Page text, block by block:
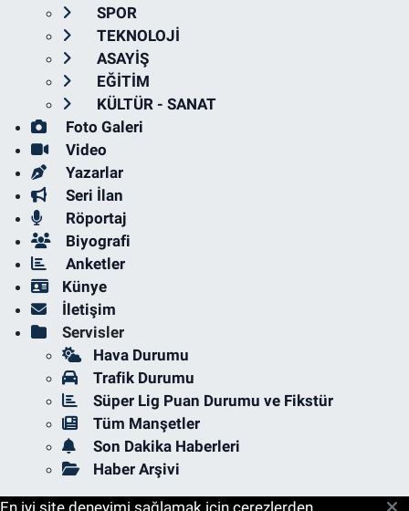
SPOR
TEKNOLOJİ
ASAYİŞ
EĞİTİM
KÜLTÜR - SANAT
Foto Galeri
Video
Yazarlar
Seri İlan
Röportaj
Biyografi
Anketler
Künye
İletişim
Servisler
Hava Durumu
Trafik Durumu
Süper Lig Puan Durumu ve Fikstür
Tüm Manşetler
Son Dakika Haberleri
Haber Arşivi
En iyi site deneyimi sağlamak için çerezlerden